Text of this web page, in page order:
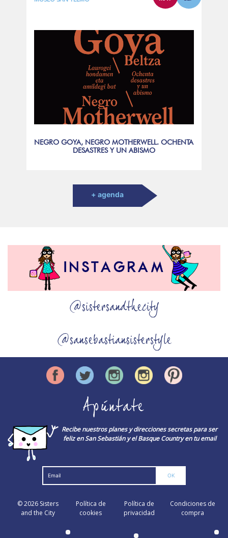
NEGRO GOYA, NEGRO MOTHERWELL. OCHENTA
DESASTRES Y UN ABISMO
+ agenda
@sistersandthecity
@sansebastiansisterstyle
Apúntate
Recibe nuestros planes y direcciones secretas para ser
feliz en San Sebastián y el Basque Country en tu email
© 2026 Sisters
and the City
Política de
cookies
Política de
privacidad
Condiciones de
compra